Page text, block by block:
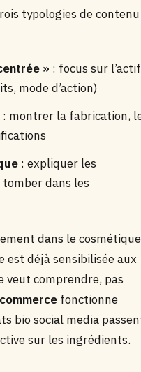
typologies de contenu
» : focus sur l’actif
mode d’action)
: montrer la fabrication,
: expliquer les
tomber dans les
dans le cosmétique
est déjà sensibilisée aux
veut comprendre, pas
fonctionne
bio social media
sur les ingrédients.